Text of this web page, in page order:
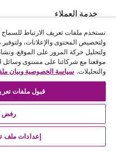
خدمة العملاء
المشاريع
vidaXL
اكتشف المزيد
نستخدم ملفات تعريف الارتباط
ولتخصيص المحتوى والإعلانات،
ولتحليل حركة المرور على الموقع.
موقعنا مع شركائنا على مستوى وسائل
والتحليلات. سياسة الخصوصية وبيان
قبول ملفات
رفض
إعدادات ملف